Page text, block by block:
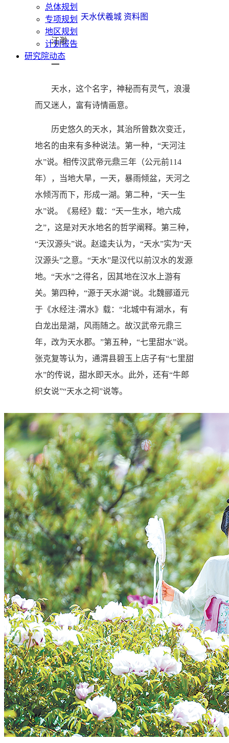
总体规划
专项规划
地区规划
计划报告
研究院动态
天水伏羲城 资料图
汪渺
一
天水，这个名字，神秘而有灵气，浪漫
而又迷人，富有诗情画意。
历史悠久的天水，其治所曾数次变迁，
地名的由来有多种说法。第一种，“天河注
水”说。相传汉武帝元鼎三年（公元前114
年），当地大旱，一天，暴雨倾盆，天河之
水倾泻而下，形成一湖。第二种，“天一生
水”说。《易经》载：“天一生水，地六成
之”，这是对天水地名的哲学阐释。第三种，
“天汉源头”说。赵逵夫认为，“天水”实为“天
汉源头”之意。“天水”是汉代以前汉水的发源
地。“天水”之得名，因其地在汉水上游有
关。第四种，“源于天水湖”说。北魏郦道元
于《水经注·渭水》载：“北城中有湖水，有
白龙出是湖，风雨随之。故汉武帝元鼎三
年，改为天水郡。”第五种，“七里甜水”说。
张克复等认为，通渭县碧玉上店子有“七里甜
水”的传说，甜水即天水。此外，还有“牛郎
织女说”“天水之祠”说等。